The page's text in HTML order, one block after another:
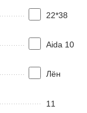
22*38
Aida 10
Лён
11